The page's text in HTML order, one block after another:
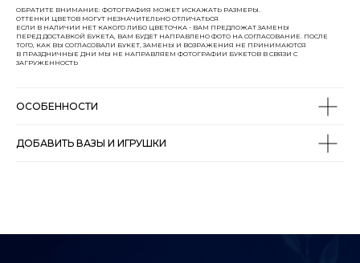
ОБРАТИТЕ ВНИМАНИЕ: ФОТОГРАФИЯ МОЖЕТ ИСКАЖАТЬ РАЗМЕРЫ.
ОТТЕНКИ ЦВЕТОВ МОГУТ НЕЗНАЧИТЕЛЬНО ОТЛИЧАТЬСЯ
ЕСЛИ В НАЛИЧИИ НЕТ КАКОГО ЛИБО ЦВЕТОЧКА - ВАМ ПРЕДЛОЖАТ ЗАМЕНЫ
ПЕРЕД ДОСТАВКОЙ БУКЕТА, ВАМ БУДЕТ НАПРАВЛЕНО ФОТО НА СОГЛАСОВАНИЕ. ПОСЛЕ
ТОГО, КАК ВЫ СОГЛАСОВАЛИ БУКЕТ, ЗАМЕНЫ И ВОЗРАЖЕНИЯ НЕ ПРИНИМАЮТСЯ
В ПРАЗДНИЧНЫЕ ДНИ МЫ НЕ НАПРАВЛЯЕМ ФОТОГРАФИИ БУКЕТОВ В СВЯЗИ С
ЗАГРУЖЕННОСТЬ
ОСОБЕННОСТИ
ДОБАВИТЬ ВАЗЫ И ИГРУШКИ